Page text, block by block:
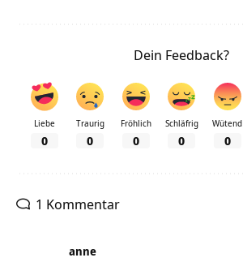
Dein Feedback?
Liebe
0
Traurig
0
Fröhlich
0
Schläfrig
0
Wütend
0
1 Kommentar
anne